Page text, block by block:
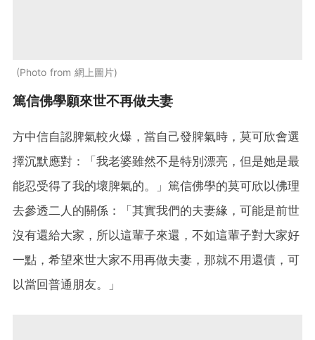
Photo from 網上圖片
篤信佛學願來世不再做夫妻
方中信自認脾氣較火爆，當自己發脾氣時，莫可欣會選
擇沉默應對：「我老婆雖然不是特別漂亮，但是她是最
能忍受得了我的壞脾氣的。」篤信佛學的莫可欣以佛理
去參透二人的關係：「其實我們的夫妻緣，可能是前世
沒有還給大家，所以這輩子來還，不如這輩子對大家好
一點，希望來世大家不用再做夫妻，那就不用還債，可
以當回普通朋友。」